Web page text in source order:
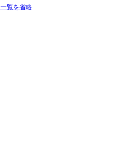
一覧を省略